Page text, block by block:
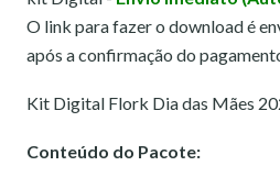
O link para fazer o download é
após a confirmação do
Kit Digital Flork Dia das Mães
Conteúdo do Pacote: